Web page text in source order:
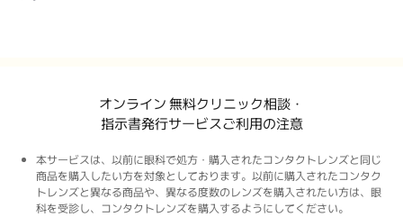
い
合
わ
せ
オンライン 無料クリニック相談・
指示書発行サービスご利用の注意
本サービスは、以前に眼科で処方・購入されたコンタクトレンズと同じ
商品を購入したい方を対象としております。以前に購入されたコンタク
トレンズと異なる商品や、異なる度数のレンズを購入されたい方は、眼
科を受診し、コンタクトレンズを購入するようにしてください。